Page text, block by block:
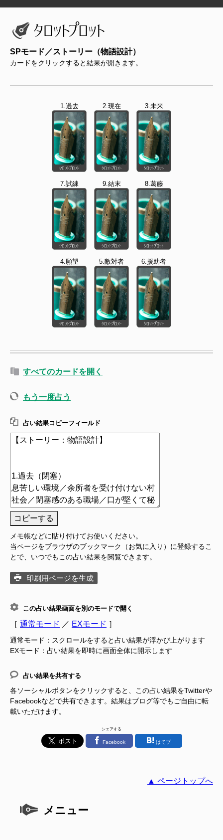
SPモード／ストーリー（物語設計）
カードをクリックすると結果が開きます。
1.過去 2.現在 3.未来
7.試練 9.結末 8.葛藤
4.願望 5.敵対者 6.援助者
すべてのカードを開く
もう一度占う
占い結果コピーフィールド
コピーする
メモ帳などに貼り付けてお使いください。
当ページをブラウザのブックマーク（お気に入り）に登録するこ
とで、いつでもこの占い結果を閲覧できます。
印刷用ページを生成
この占い結果画面を別のモードで開く
［ 通常モード ／ EXモード ］
通常モード：スクロールをすると占い結果が浮かび上がります
EXモード：占い結果を即時に画面全体に開示します
占い結果を共有する
各ソーシャルボタンをクリックすると、この占い結果をTwitterや
Facebookなどで共有できます。結果はブログ等でもご自由に転
載いただけます。
シェアする
Facebook はてブ
▲ ページトップへ
メニュー